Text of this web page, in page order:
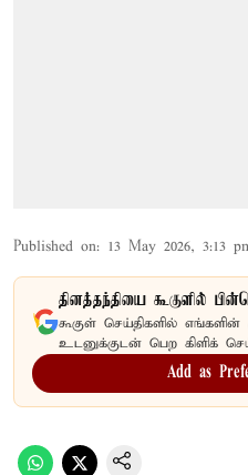
Published on: 13 May 2026, 3:13
தினத்தந்தியை கூகுளில்
கூகுள் செய்திகளில்
உடனுக்குடன் பெற கிளிக்
Add as